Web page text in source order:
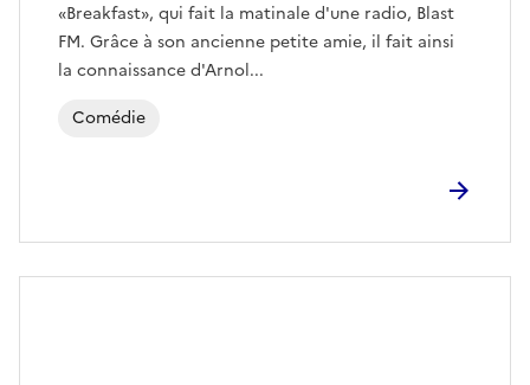
«Breakfast», qui fait la matinale d'une radio, Blast
FM. Grâce à son ancienne petite amie, il fait ainsi
la connaissance d'Arnol...
Comédie